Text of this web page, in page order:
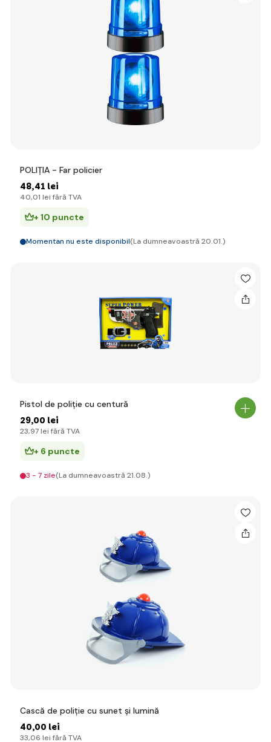
POLIȚIA - Far policier
48,41 lei
40,01 lei fără TVA
+ 10 puncte
Momentan nu este disponibil(La dumneavoastră 20.01.)
Pistol de poliție cu centură
29,00 lei
23,97 lei fără TVA
+ 6 puncte
3 - 7 zile(La dumneavoastră 21.08.)
Cască de poliție cu sunet și lumină
40,00 lei
33,06 lei fără TVA